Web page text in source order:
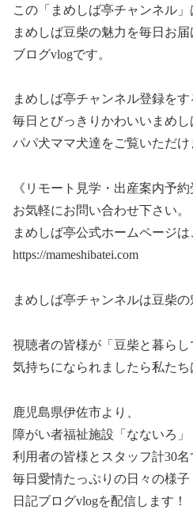
この「まめしば亭チャンネル」
まめしば豆柴の魅力を毎日お届
ブログvlogです。
まめしば亭チャンネル登録をす
毎日とびっきりかわいいまめ
パパ犬ママ犬達をご覧いただけ
《リモート見学・出産案内予約
お気軽にお問い合わせ下さい。
まめしば亭公式ホームページは
https://mameshibatei.com
まめしば亭チャンネルは豆柴の
視聴者の皆様が「豆柴と暮らし
気持ちになられましたら私たち
鹿児島県伊佐市より、
障がい者福祉施設「なないろ」
利用者の皆様とスタッフ計30名
毎日愛情たっぷりの日々の様子
日記ブログvlogを配信します！